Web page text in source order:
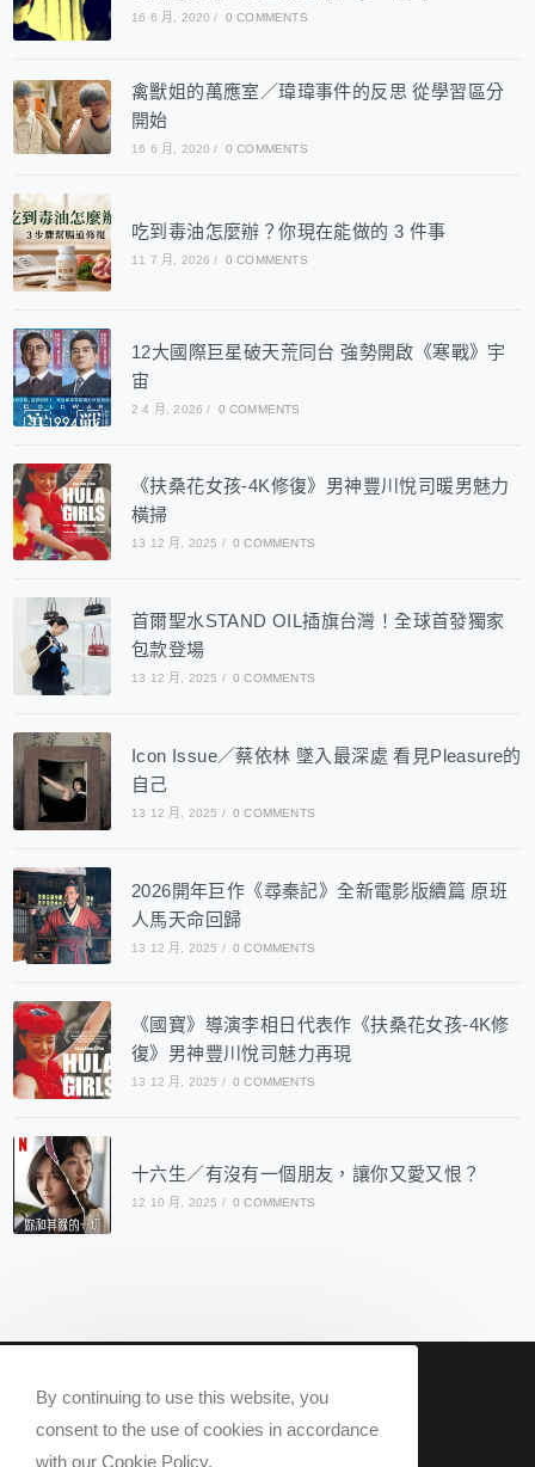
16 6 月, 2020 / 0 COMMENTS
禽獸姐的萬應室／瑋瑋事件的反思 從學習區分
開始
16 6 月, 2020 / 0 COMMENTS
吃到毒油怎麼辦？你現在能做的 3 件事
11 7 月, 2026 / 0 COMMENTS
12大國際巨星破天荒同台 強勢開啟《寒戰》宇
宙
2 4 月, 2026 / 0 COMMENTS
《扶桑花女孩-4K修復》男神豐川悅司暖男魅力
橫掃
13 12 月, 2025 / 0 COMMENTS
首爾聖水STAND OIL插旗台灣！全球首發獨家
包款登場
13 12 月, 2025 / 0 COMMENTS
Icon Issue／蔡依林 墜入最深處 看見Pleasure的
自己
13 12 月, 2025 / 0 COMMENTS
2026開年巨作《尋秦記》全新電影版續篇 原班
人馬天命回歸
13 12 月, 2025 / 0 COMMENTS
《國寶》導演李相日代表作《扶桑花女孩-4K修
復》男神豐川悅司魅力再現
13 12 月, 2025 / 0 COMMENTS
十六生／有沒有一個朋友，讓你又愛又恨？
12 10 月, 2025 / 0 COMMENTS
Now Q 2020 @ All rights reserved.
By continuing to use this website, you
consent to the use of cookies in accordance
with our Cookie Policy.